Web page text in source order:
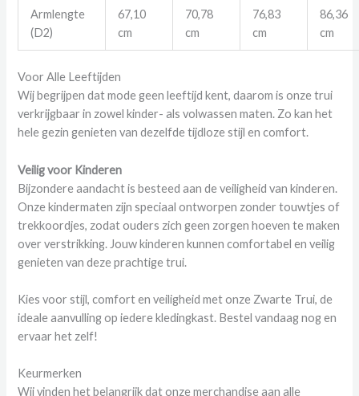
Armlengte
(D2)
67,10
cm
70,78
cm
76,83
cm
86,36
cm
Voor Alle Leeftijden
Wij begrijpen dat mode geen leeftijd kent, daarom is onze trui
verkrijgbaar in zowel kinder- als volwassen maten. Zo kan het
hele gezin genieten van dezelfde tijdloze stijl en comfort.
Veilig voor Kinderen
Bijzondere aandacht is besteed aan de veiligheid van kinderen.
Onze kindermaten zijn speciaal ontworpen zonder touwtjes of
trekkoordjes, zodat ouders zich geen zorgen hoeven te maken
over verstrikking. Jouw kinderen kunnen comfortabel en veilig
genieten van deze prachtige trui.
Kies voor stijl, comfort en veiligheid met onze Zwarte Trui, de
ideale aanvulling op iedere kledingkast. Bestel vandaag nog en
ervaar het zelf!
Keurmerken
Wij vinden het belangrijk dat onze merchandise aan alle